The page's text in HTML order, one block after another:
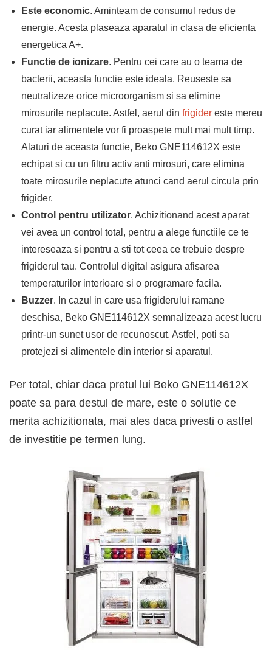
Este economic. Aminteam de consumul redus de
energie. Acesta plaseaza aparatul in clasa de eficienta
energetica A+.
Functie de ionizare. Pentru cei care au o teama de
bacterii, aceasta functie este ideala. Reuseste sa
neutralizeze orice microorganism si sa elimine
mirosurile neplacute. Astfel, aerul din frigider este mereu
curat iar alimentele vor fi proaspete mult mai mult timp.
Alaturi de aceasta functie, Beko GNE114612X este
echipat si cu un filtru activ anti mirosuri, care elimina
toate mirosurile neplacute atunci cand aerul circula prin
frigider.
Control pentru utilizator. Achizitionand acest aparat
vei avea un control total, pentru a alege functiile ce te
intereseaza si pentru a sti tot ceea ce trebuie despre
frigiderul tau. Controlul digital asigura afisarea
temperaturilor interioare si o programare facila.
Buzzer. In cazul in care usa frigiderului ramane
deschisa, Beko GNE114612X semnalizeaza acest lucru
printr-un sunet usor de recunoscut. Astfel, poti sa
protejezi si alimentele din interior si aparatul.
Per total, chiar daca pretul lui Beko GNE114612X
poate sa para destul de mare, este o solutie ce
merita achizitionata, mai ales daca privesti o astfel
de investitie pe termen lung.